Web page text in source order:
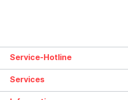
Service-Hotline
Services